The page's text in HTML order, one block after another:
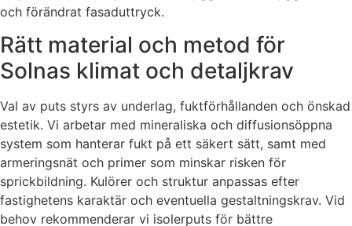
och förändrat fasaduttryck.
Rätt material och metod för
Solnas klimat och detaljkrav
Val av puts styrs av underlag, fuktförhållanden och önskad
estetik. Vi arbetar med mineraliska och diffusionsöppna
system som hanterar fukt på ett säkert sätt, samt med
armeringsnät och primer som minskar risken för
sprickbildning. Kulörer och struktur anpassas efter
fastighetens karaktär och eventuella gestaltningskrav. Vid
behov rekommenderar vi isolerputs för bättre